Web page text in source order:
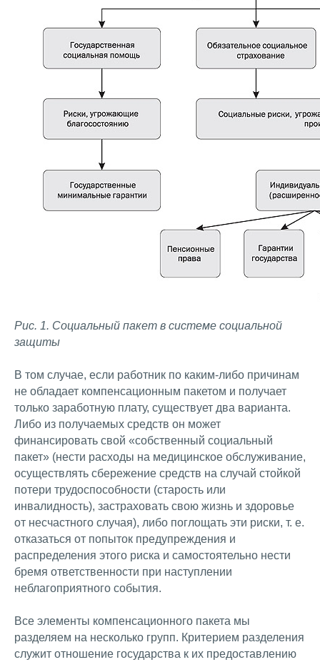
Рис. 1. Социальный пакет в системе социальной
защиты
В том случае, если работник по каким-либо причинам
не обладает компенсационным пакетом и получает
только заработную плату, существует два варианта.
Либо из получаемых средств он может
финансировать свой «собственный социальный
пакет» (нести расходы на медицинское обслуживание,
осуществлять сбережение средств на случай стойкой
потери трудоспособности (старость или
инвалидность), застраховать свою жизнь и здоровье
от несчастного случая), либо поглощать эти риски, т. е.
отказаться от попыток предупреждения и
распределения этого риска и самостоятельно нести
бремя ответственности при наступлении
неблагоприятного события.
Все элементы компенсационного пакета мы
разделяем на несколько групп. Критерием разделения
служит отношение государства к их предоставлению